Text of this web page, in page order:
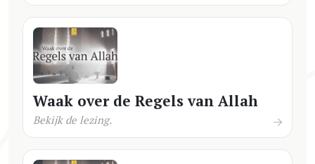
Waak over de Regels van Allah
Bekijk de lezing.